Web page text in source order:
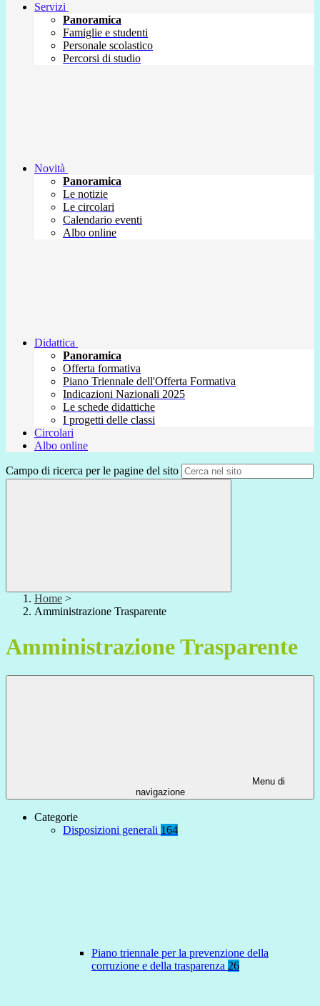
Servizi
Panoramica
Famiglie e studenti
Personale scolastico
Percorsi di studio
Novità
Panoramica
Le notizie
Le circolari
Calendario eventi
Albo online
Didattica
Panoramica
Offerta formativa
Piano Triennale dell'Offerta Formativa
Indicazioni Nazionali 2025
Le schede didattiche
I progetti delle classi
Circolari
Albo online
Campo di ricerca per le pagine del sito
Home >
Amministrazione Trasparente
Amministrazione Trasparente
Menu di
navigazione
Categorie
Disposizioni generali 164
Piano triennale per la prevenzione della
corruzione e della trasparenza 26